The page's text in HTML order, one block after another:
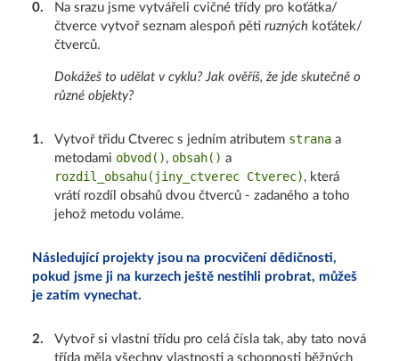
0.
Na srazu jsme vytvářeli cvičné třídy pro koťátka/
čtverce vytvoř seznam alespoň pětiruzných koťátek/
čtverců.
Dokážeš to udělat v cyklu? Jak ověříš, že jde skutečně o
různé objekty?
1. Vytvoř třidu Ctverec s jedním atributem strana a
metodami obvod() , obsah() a
rozdil_obsahu(jiny_ctverec Ctverec) , která
vrátí rozdíl obsahů dvou čtverců - zadaného a toho
jehož metodu voláme.
Následující projekty jsou na procvičení dědičnosti,
pokud jsme ji na kurzech ještě nestihli probrat, můžeš
je zatím vynechat.
2.
Vytvoř si vlastní třídu pro celá čísla tak, aby tato nová
třída měla všechny vlastnosti a schopnosti běžných